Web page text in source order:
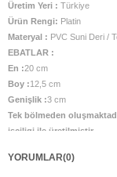
Üretim Yeri : Türkiye
Ürün Rengi: Platin
Materyal : PVC Suni Deri /
EBATLAR :
En :20 cm
Boy :12,5 cm
Genişlik :3 cm
Tek bölmeden
isçiligi ile üretilmistir.
YORUMLAR(0)